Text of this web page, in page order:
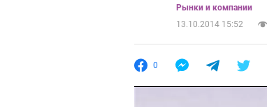
Рынки и компании
13.10.2014 15:52
0